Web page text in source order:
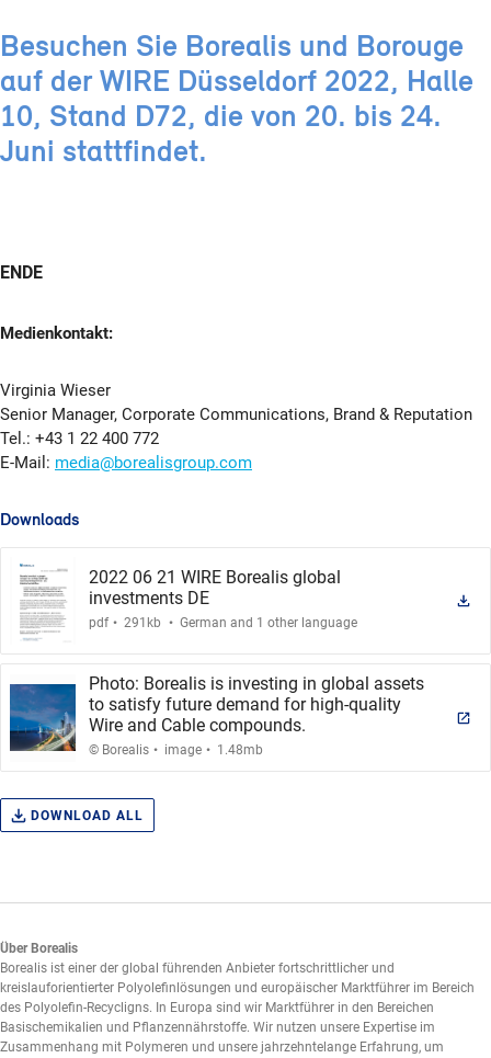
Besuchen Sie Borealis und Borouge
auf der WIRE Düsseldorf 2022, Halle
10, Stand D72, die von 20. bis 24.
Juni stattfindet.
ENDE
Medienkontakt:
Virginia Wieser
Senior Manager, Corporate Communications, Brand & Reputation
Tel.: +43 1 22 400 772
E-Mail: media@borealisgroup.com
Downloads
2022 06 21 WIRE Borealis global
investments DE
pdf . 291kb . German and 1 other language
Photo: Borealis is investing in global assets
to satisfy future demand for high-quality
Wire and Cable compounds.
© Borealis . image . 1.48mb
DOWNLOAD ALL
Über Borealis
Borealis ist einer der global führenden Anbieter fortschrittlicher und
kreislauforientierter Polyolefinlösungen und europäischer Marktführer im Bereich
des Polyolefin-Recycligns. In Europa sind wir Marktführer in den Bereichen
Basischemikalien und Pflanzennährstoffe. Wir nutzen unsere Expertise im
Zusammenhang mit Polymeren und unsere jahrzehntelange Erfahrung, um